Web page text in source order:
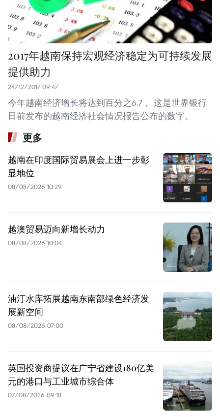
2017年越南保持宏观经济稳定为可持续发展
提供助力
24/12/2017 09:47
今年越南经济增长将达到百分之6.7， 这是世界银行
日前发布的越南经济社会情况报告公布的数字。
更多
越南在印度国际贸易展会上进一步彰
显地位
08/08/2026 10:29
越澳贸易迈向新增长动力
08/08/2026 10:04
油汀水库拓展越南东南部绿色经济发
展新空间
08/08/2026 07:00
英国投资商提议在广宁省建设180亿美
元的港口与工业城市综合体
07/08/2026 09:18